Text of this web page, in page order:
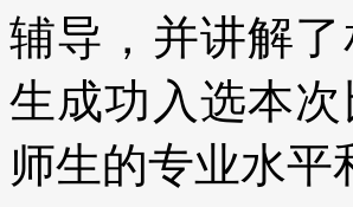
辅导，并讲解
生成功入选本
师生的专业水平